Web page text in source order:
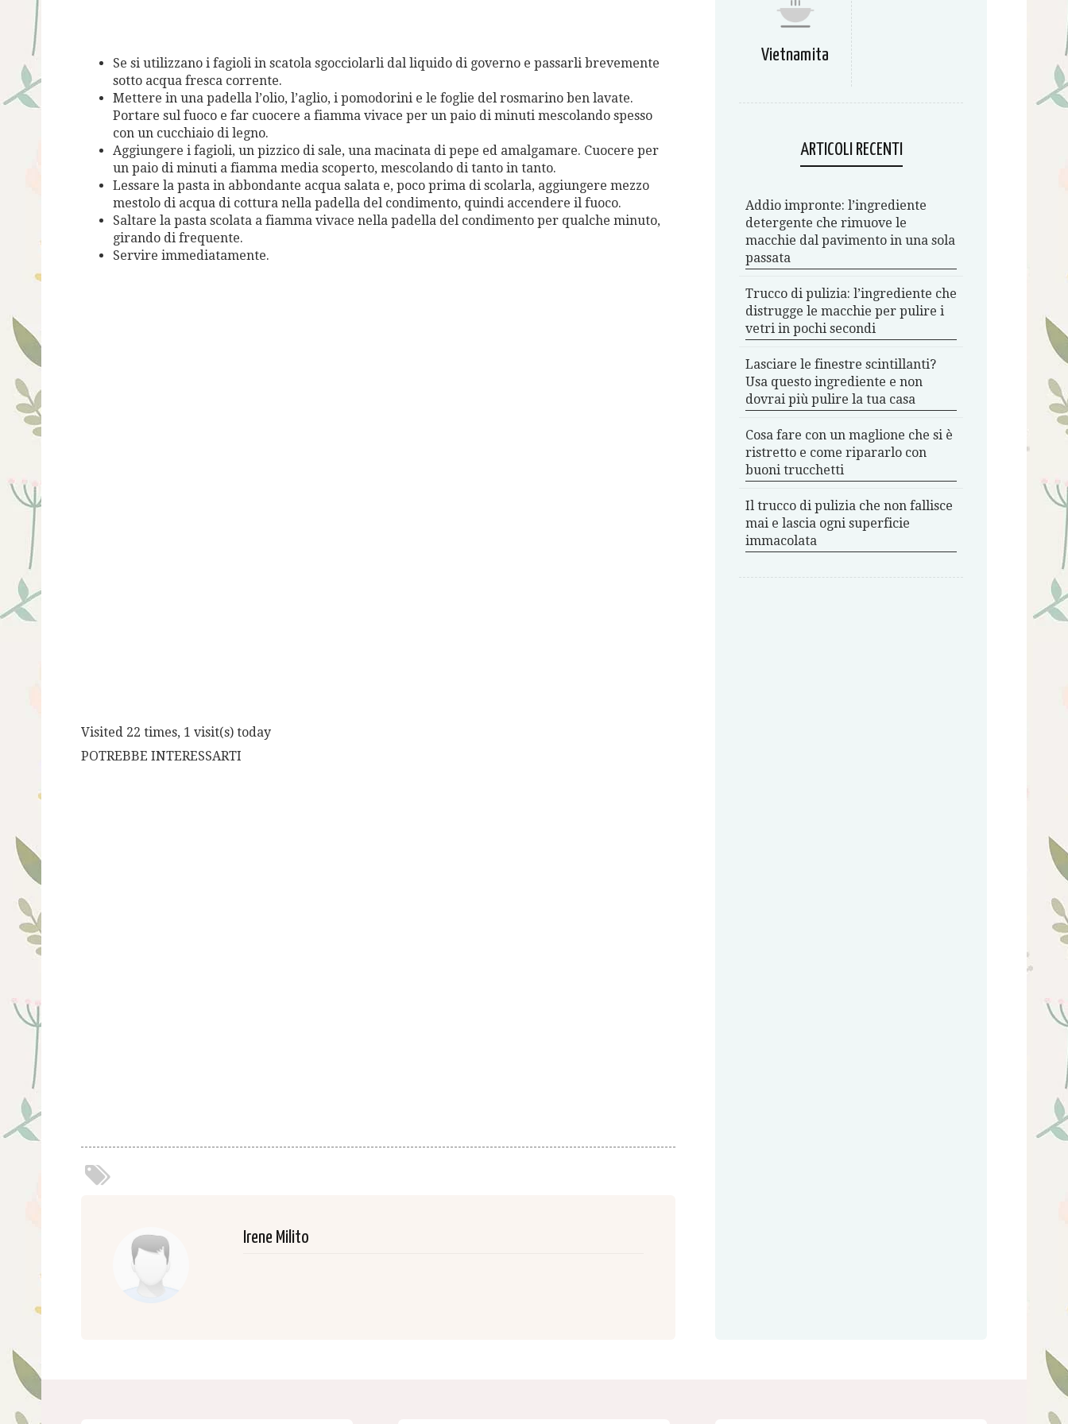
Se si utilizzano i fagioli in scatola sgocciolarli dal liquido di governo e passarli brevemente
sotto acqua fresca corrente.
Mettere in una padella l’olio, l’aglio, i pomodorini e le foglie del rosmarino ben lavate.
Portare sul fuoco e far cuocere a fiamma vivace per un paio di minuti mescolando spesso
con un cucchiaio di legno.
Aggiungere i fagioli, un pizzico di sale, una macinata di pepe ed amalgamare. Cuocere per
un paio di minuti a fiamma media scoperto, mescolando di tanto in tanto.
Lessare la pasta in abbondante acqua salata e, poco prima di scolarla, aggiungere mezzo
mestolo di acqua di cottura nella padella del condimento, quindi accendere il fuoco.
Saltare la pasta scolata a fiamma vivace nella padella del condimento per qualche minuto,
girando di frequente.
Servire immediatamente.
Visited 22 times, 1 visit(s) today
POTREBBE INTERESSARTI
Irene Milito
Vietnamita
ARTICOLI RECENTI
Addio impronte: l’ingrediente
detergente che rimuove le
macchie dal pavimento in una sola
passata
Trucco di pulizia: l’ingrediente che
distrugge le macchie per pulire i
vetri in pochi secondi
Lasciare le finestre scintillanti?
Usa questo ingrediente e non
dovrai più pulire la tua casa
Cosa fare con un maglione che si è
ristretto e come ripararlo con
buoni trucchetti
Il trucco di pulizia che non fallisce
mai e lascia ogni superficie
immacolata